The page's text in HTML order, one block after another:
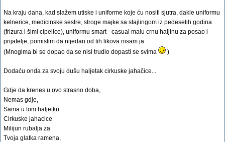
Na kraju dana, kad slažem utiske i uniforme koje ću nositi sjutra, dakle uniformu
kelnerice, medicinske sestre, stroge majke sa stajlingom iz pedesetih godina
(frizura i šimi cipelice), uniformu smart - casual malu crnu haljinu za posao i
prijatelje, pomislim da nijedan od tih likova nisam ja.
(Mnogima bi se dopao da se nisi trudio dopasti se svima
)
Dodaću onda za svoju dušu haljetak cirkuske jahačice...
Gdje da krenes u ovo strasno doba,
Nemas gdje,
Sama u tom haljetku
Cirkuske jahacice
Milijun rubalja za
Tvoja glatka ramena,